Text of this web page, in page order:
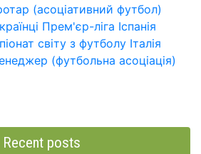
(асоціативний футбол)
Прем'єр-ліга Іспанія
світу з футболу Італія
(футбольна асоціація)
Recent posts